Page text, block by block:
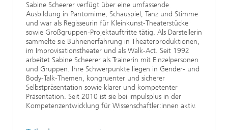
Sabine Scheerer verfügt über eine umfassende
Ausbildung in Pantomime, Schauspiel, Tanz und Stimme
und war als Regisseurin für Kleinkunst-Theaterstücke
sowie Großgruppen-Projektauftritte tätig. Als Darstellerin
sammelte sie Bühnenerfahrung in Theaterproduktionen,
im Improvisationstheater und als Walk-Act. Seit 1992
arbeitet Sabine Scheerer als Trainerin mit Einzelpersonen
und Gruppen. Ihre Schwerpunkte liegen in Gender- und
Body-Talk-Themen, kongruenter und sicherer
Selbstpräsentation sowie klarer und kompetenter
Präsentation. Seit 2010 ist sie bei impulsplus in der
Kompetenzentwicklung für Wissenschaftler:innen aktiv.